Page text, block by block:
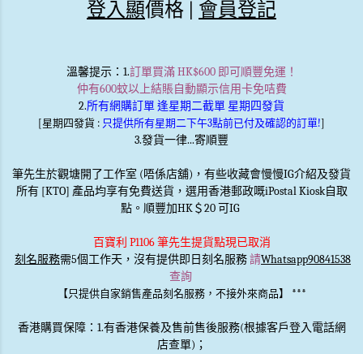
登入顯價格 | 會員登記
溫馨提示：1.訂單買滿 HK$600 即可順豐免運！
仲有600蚊以上結賬自動顯示信用卡免咭費
2.所有網購訂單 逢星期二截單 星期四發貨
[星期四發貨 : 只提供所有星期二下午3點前已付及確認的訂單!]
3.發貨一律...寄順豐
筆先生於觀塘開了工作室 (唔係店舖)，有些收藏會慢慢IG介紹及發貨
所有 [KTO] 產品均享有免費送貨，選用香港郵政嘅iPostal Kiosk自取
點。順豐加HK＄20 可IG
百寶利 P1106 筆先生提貨點現已取消
刻名服務需5個工作天，沒有提供即日刻名服務請Whatsapp90841538
查詢
【只提供自家銷售產品刻名服務，不接外來商品】 ***
香港購買保障：1.有香港保養及售前售後服務(根據客戶登入電話網
店查單)；